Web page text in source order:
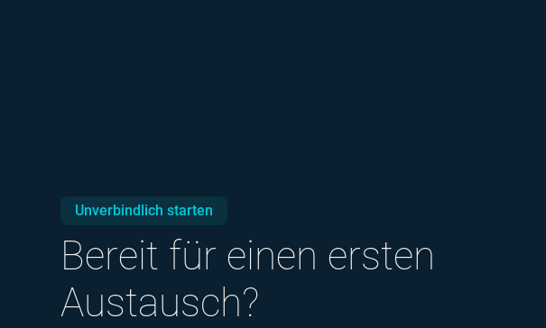
Unverbindlich starten
Bereit für einen ersten
Austausch?